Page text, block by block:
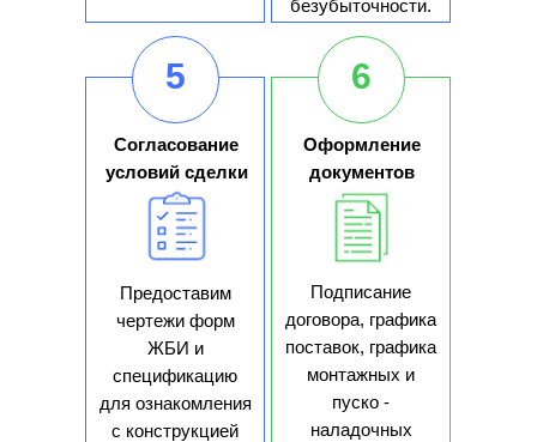
Согласование
условий сделки
Предоставим
чертежи форм
ЖБИ и
спецификацию
для ознакомления
с конструкцией
5
Оформление
документов
Подписание
договора, графика
поставок, графика
монтажных и
пуско -
наладочных
6
безубыточности.
Ваш телефон *
+7
Заполните форму, и наш
специалист свяжется в вами в
течение 15 минут!